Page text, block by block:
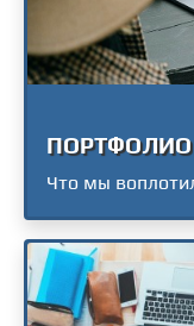
ПОРТФОЛИО
Что мы